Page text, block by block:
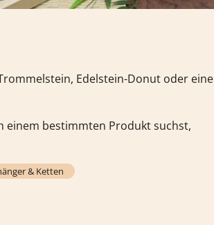
Edelstein-Donut oder eine
einem bestimmten Produkt suchst,
& Ketten